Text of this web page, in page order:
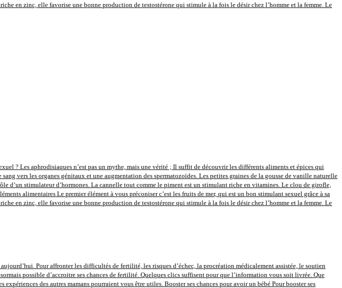
en zinc, elle favorise une bonne production de testostérone qui stimule à la fois le désir chez l’homme et la femme. Le
? Les aphrodisiaques n’est pas un mythe, mais une vérité ; Il suffit de découvrir les différents aliments et épices qui
vers les organes génitaux et une augmentation des spermatozoïdes. Les petites graines de la gousse de vanille naturelle
d’un stimulateur d’hormones. La cannelle tout comme le piment est un stimulant riche en vitamines. Le clou de girofle,
alimentaires Le premier élément à vous préconiser c’est les fruits de mer, qui est un bon stimulant sexuel grâce à sa
en zinc, elle favorise une bonne production de testostérone qui stimule à la fois le désir chez l’homme et la femme. Le
Pour affronter les difficultés de fertilité, les risques d’échec, la procréation médicalement assistée, le soutien
possible d’accroitre ses chances de fertilité. Quelques clics suffisent pour que l’information vous soit livrée. Que
des autres mamans pourraient vous être utiles. Booster ses chances pour avoir un bébé Pour booster ses